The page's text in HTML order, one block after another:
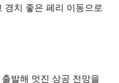
경치 좋은 페리 이동으로
발해 멋진 상공 전망을